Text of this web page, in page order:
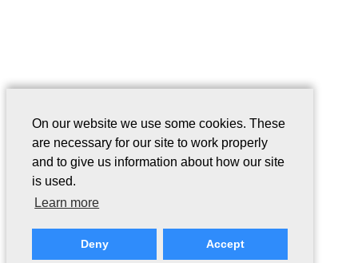
On our website we use some cookies. These
are necessary for our site to work properly
and to give us information about how our site
is used.
Learn more
Deny Accept